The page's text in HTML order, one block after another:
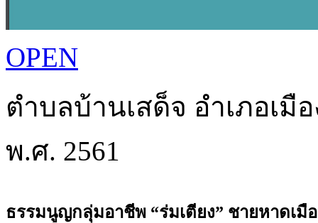
OPEN
ตำบลบ้านเสด็จ อำเภอเมื
พ.ศ. 2561
ธรรมนูญกลุ่มอาชีพ “ร่มเตียง” ชายหาดเมื